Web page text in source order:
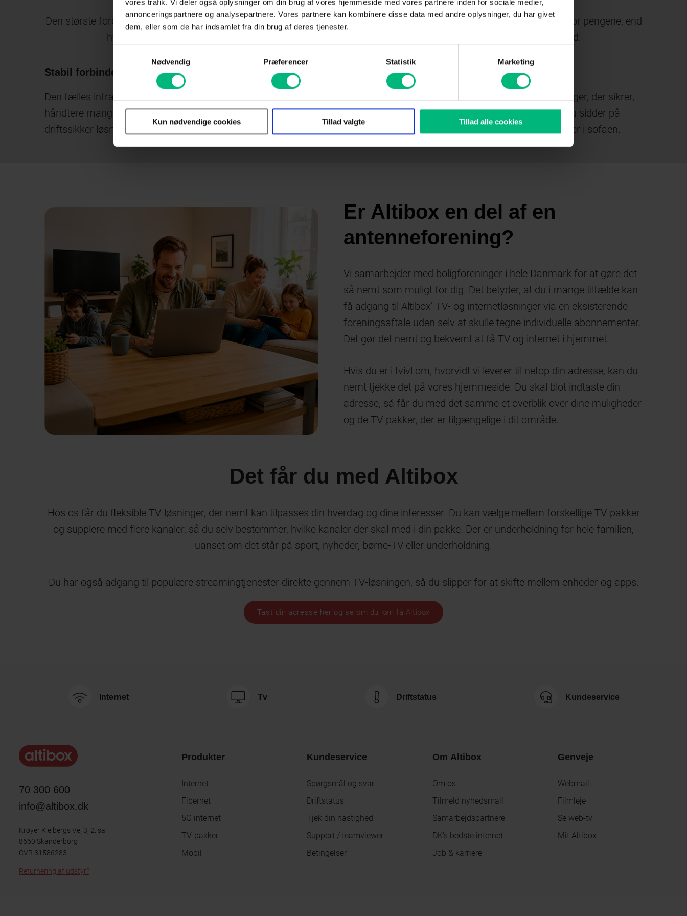
annonceringspartnere og analysepartnere. Vores partnere kan kombinere disse data med andre oplysninger, du har givet
dem, eller som de har indsamlet fra din brug af deres tjenester.
Nødvendig
Præferencer Statistik Marketing
Kun nødvendige cookies Tillad valgte Tillad alle cookies
Den største fordel er uden tvivl den fælles indkøbsstyrke. Når I er mange, der går sammen, kan I få langt mere indhold for pengene, end
hvis du stod alene som enkeltkunde. Men det handler ikke kun om økonomi – det handler også om tryghed:
Stabil forbindelse:
Den fælles infrastruktur er bygget til at
håndtere mange brugere, hvilket sikrer en
driftssikker løsning.
Alt-i-én-løsning:
internet samme sted, så du kun skal forholde
Moderne udstyr:
Vi leverer moderne wifi-løsninger, der sikrer,
at farten holder, uanset om du sidder på
hjemmekontoret eller streamer i sofaen.
Er Altibox en del af en
antenneforening?
Vi samarbejder med boligforeninger i hele Danmark for at gøre det
så nemt som muligt for dig. Det betyder, at du i mange tilfælde kan
få adgang til Altibox’ TV- og internetløsninger via en eksisterende
foreningsaftale uden selv at skulle tegne individuelle abonnementer.
Det gør det nemt og bekvemt at få TV og internet i hjemmet.
Hvis du er i tvivl om, hvorvidt vi leverer til netop din adresse, kan du
nemt tjekke det på vores hjemmeside. Du skal blot indtaste din
adresse, så får du med det samme et overblik over dine muligheder
og de TV-pakker, der er tilgængelige i dit område.
Det får du med Altibox
Hos os får du fleksible TV-løsninger, der nemt kan tilpasses din hverdag og dine interesser. Du kan vælge mellem forskellige TV-pakker
og supplere med flere kanaler, så du selv bestemmer, hvilke kanaler der skal med i din pakke. Der er underholdning for hele familien,
uanset om det står på sport, nyheder, børne-TV eller underholdning.
Du har også adgang til populære streamingtjenester direkte gennem TV-løsningen, så du slipper for at skifte mellem enheder og apps.
Tast din adresse her og se om du kan få Altibox
Internet Tv Driftstatus Kundeservice
Produkter
Internet
Fibernet
5G internet
TV-pakker
Mobil
Kundeservice
Spørgsmål og svar
Driftstatus
Tjek din hastighed
Support / teamviewer
Betingelser
Om Altibox
Om os
Tilmeld nyhedsmail
Samarbejdspartnere
DK's bedste internet
Job & karriere
Genveje
Webmail
Filmleje
Se web-tv
Mit Altibox
70 300 600
info@altibox.dk
Krøyer Kielbergs Vej 3, 2. sal
8660 Skanderborg
CVR 31586283
Returnering af udstyr?